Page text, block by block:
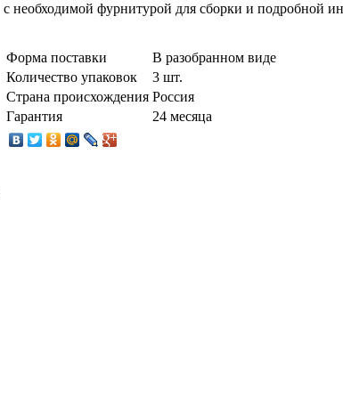
с необходимой фурнитурой для сборки и подробной
Форма поставки
В разобранном виде
Количество упаковок
3 шт.
Страна происхождения Россия
Гарантия
24 месяца